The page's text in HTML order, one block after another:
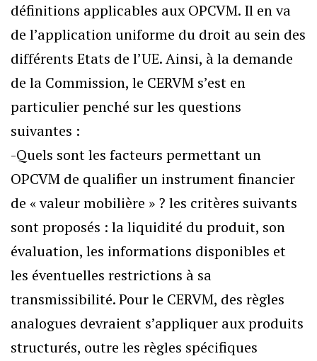
définitions applicables aux OPCVM. Il en va
de l’application uniforme du droit au sein des
différents Etats de l’UE. Ainsi, à la demande
de la Commission, le CERVM s’est en
particulier penché sur les questions
suivantes :
-Quels sont les facteurs permettant un
OPCVM de qualifier un instrument financier
de « valeur mobilière » ? les critères suivants
sont proposés : la liquidité du produit, son
évaluation, les informations disponibles et
les éventuelles restrictions à sa
transmissibilité. Pour le CERVM, des règles
analogues devraient s’appliquer aux produits
structurés, outre les règles spécifiques